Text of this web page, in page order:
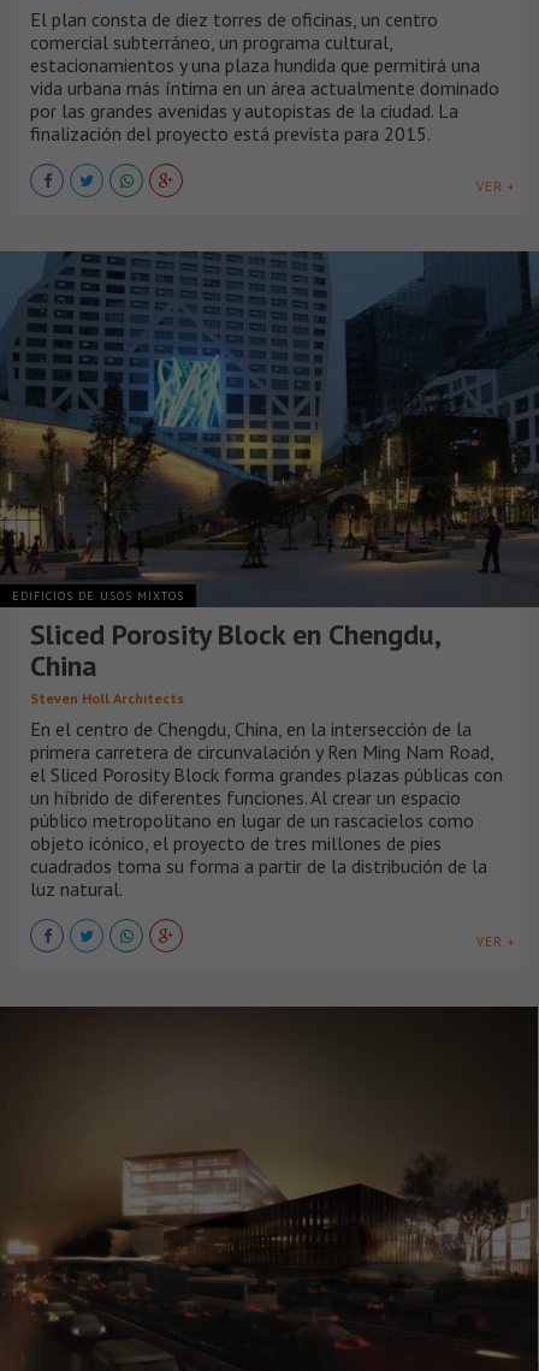
El plan consta de diez torres de oficinas, un centro
comercial subterráneo, un programa cultural,
estacionamientos y una plaza hundida que permitirá una
vida urbana más íntima en un área actualmente dominado
por las grandes avenidas y autopistas de la ciudad. La
finalización del proyecto está prevista para 2015.
VER +
EDIFICIOS DE USOS MIXTOS
Sliced Porosity Block en Chengdu,
China
Steven Holl Architects
En el centro de Chengdu, China, en la intersección de la
primera carretera de circunvalación y Ren Ming Nam Road,
el Sliced Porosity Block forma grandes plazas públicas con
un híbrido de diferentes funciones. Al crear un espacio
público metropolitano en lugar de un rascacielos como
objeto icónico, el proyecto de tres millones de pies
cuadrados toma su forma a partir de la distribución de la
luz natural.
VER +